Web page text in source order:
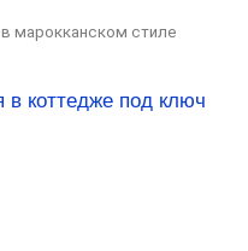
марокканском стиле